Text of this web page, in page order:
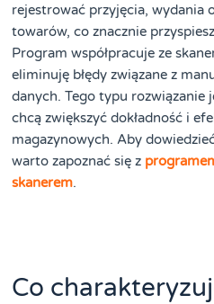
rejestrować przyjęcia, wydania
towarów, co znacznie
Program współpracuje ze
eliminuję błędy związane z
danych. Tego typu
chcą zwiększyć dokładność i
magazynowych. Aby
warto zapoznać się z
skanerem.
Co